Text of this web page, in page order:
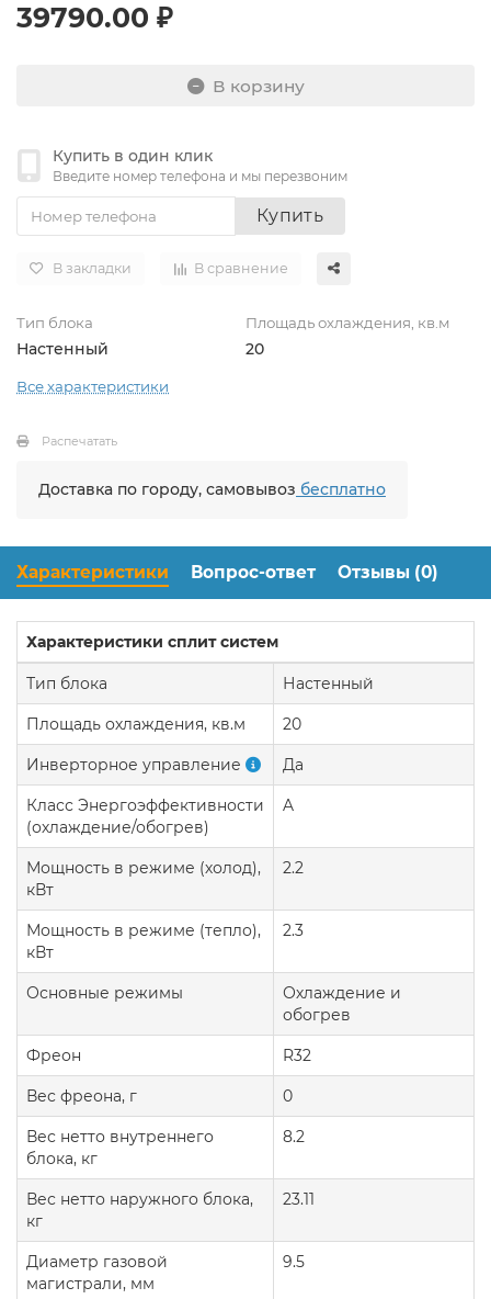
39790.00 ₽
В корзину
Купить в один клик
Введите номер телефона и мы перезвоним
Купить
В закладки В сравнение
Тип блока
Настенный
Площадь охлаждения, кв.м
20
Все характеристики
Распечатать
Доставка по городу, самовывоз бесплатно
Характеристики Вопрос-ответ Отзывы (0)
Характеристики сплит систем
Тип блока Настенный
Площадь охлаждения, кв.м 20
Инверторное управление Да
Класс Энергоэффективности
(охлаждение/обогрев)
A
Мощность в режиме (холод),
кВт
2.2
Мощность в режиме (тепло),
кВт
2.3
Основные режимы
Охлаждение и
обогрев
Фреон R32
Вес фреона, г 0
Вес нетто внутреннего
блока, кг
8.2
Вес нетто наружного блока,
кг
23.11
Диаметр газовой
магистрали, мм
9.5